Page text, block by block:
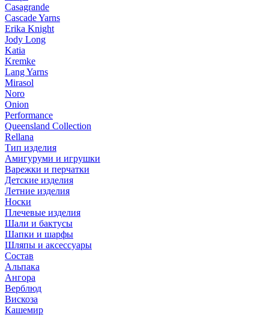
Casagrande
Cascade Yarns
Erika Knight
Jody Long
Katia
Kremke
Lang Yarns
Mirasol
Noro
Onion
Performance
Queensland Collection
Rellana
Тип изделия
Амигуруми и игрушки
Варежки и перчатки
Детские изделия
Летние изделия
Носки
Плечевые изделия
Шали и бактусы
Шапки и шарфы
Шляпы и аксессуары
Состав
Альпака
Ангора
Верблюд
Вискоза
Кашемир